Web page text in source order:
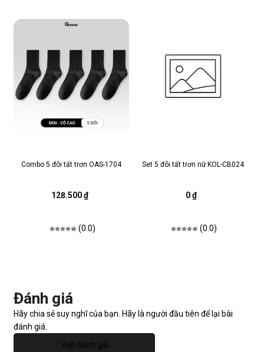
Combo 5 đôi tất trơn OAS-1704
128.500 ₫
(0.0)
Set 5 đôi tất trơn nữ KOL-CB024
0 ₫
(0.0)
Đánh giá
Hãy chia sẻ suy nghĩ của bạn. Hãy là người đầu tiên để lại bài
đánh giá.
Viết đánh giá